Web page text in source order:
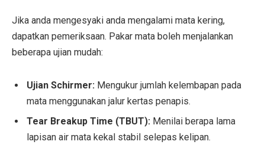
Jika anda mengesyaki anda mengalami mata kering,
dapatkan pemeriksaan. Pakar mata boleh menjalankan
beberapa ujian mudah:
Ujian Schirmer: Mengukur jumlah kelembapan pada
mata menggunakan jalur kertas penapis.
Tear Breakup Time (TBUT): Menilai berapa lama
lapisan air mata kekal stabil selepas kelipan.